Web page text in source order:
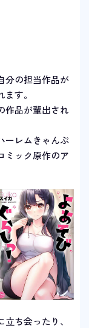
分の担当作品が
す。
作品が輩出され
ーレムきゃんぷ
ミック原作のア
ち会ったり、